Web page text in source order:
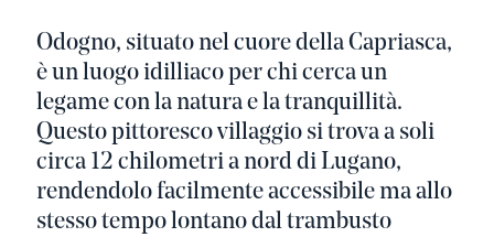
Odogno, situato nel cuore della Capriasca,
è un luogo idilliaco per chi cerca un
legame con la natura e la tranquillità.
Questo pittoresco villaggio si trova a soli
circa 12 chilometri a nord di Lugano,
rendendolo facilmente accessibile ma allo
stesso tempo lontano dal trambusto